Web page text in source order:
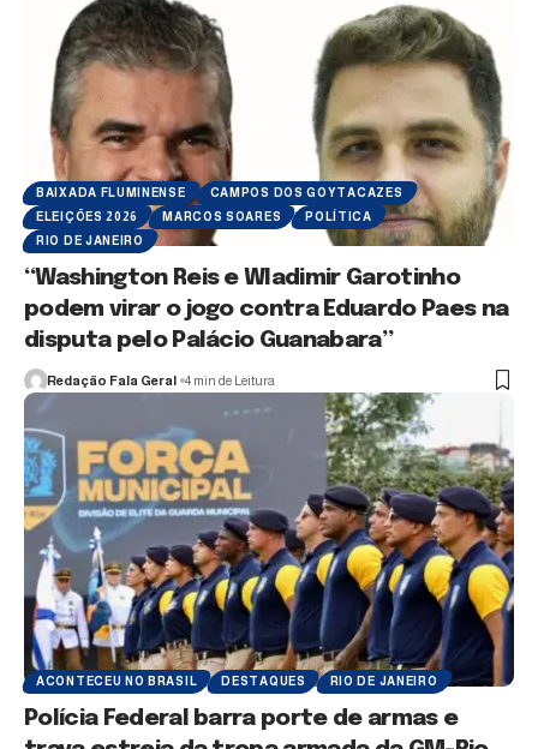
BAIXADA FLUMINENSE
CAMPOS DOS GOYTACAZES
ELEIÇÕES 2026
MARCOS SOARES
POLÍTICA
RIO DE JANEIRO
“Washington Reis e Wladimir Garotinho
podem virar o jogo contra Eduardo Paes na
disputa pelo Palácio Guanabara”
Redação Fala Geral 4 min de Leitura
ACONTECEU NO BRASIL DESTAQUES RIO DE JANEIRO
Polícia Federal barra porte de armas e